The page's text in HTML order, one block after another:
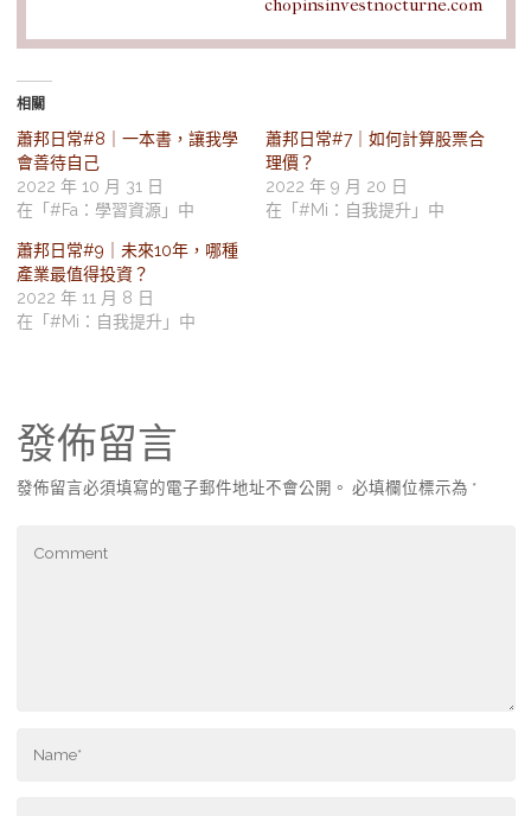
chopinsinvestnocturne.com
相關
蕭邦日常#8｜一本書，讓我學
會善待自己
2022 年 10 月 31 日
在「#Fa：學習資源」中
蕭邦日常#7｜如何計算股票合
理價？
2022 年 9 月 20 日
在「#Mi：自我提升」中
蕭邦日常#9｜未來10年，哪種
產業最值得投資？
2022 年 11 月 8 日
在「#Mi：自我提升」中
發佈留言
發佈留言必須填寫的電子郵件地址不會公開。 必填欄位標示為 *